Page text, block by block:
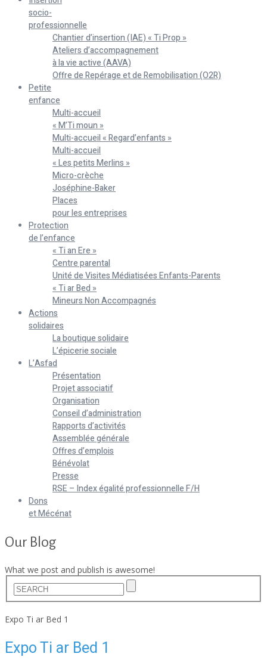
socio-
professionnelle
Chantier d’insertion (IAE) « Ti Prop »
Ateliers d’accompagnement
à la vie active (AAVA)
Offre de Repérage et de Remobilisation (O2R)
Petite
enfance
Multi-accueil
« M’Ti moun »
Multi-accueil « Regard’enfants »
Multi-accueil
« Les petits Merlins »
Micro-crèche
Joséphine-Baker
Places
pour les entreprises
Protection
de l’enfance
« Ti an Ere »
Centre parental
Unité de Visites Médiatisées Enfants-Parents
« Ti ar Bed »
Mineurs Non Accompagnés
Actions
solidaires
La boutique solidaire
L’épicerie sociale
L’Asfad
Présentation
Projet associatif
Organisation
Conseil d’administration
Rapports d’activités
Assemblée générale
Offres d’emplois
Bénévolat
Presse
RSE – Index égalité professionnelle F/H
Dons
et Mécénat
Our Blog
What we post and publish is awesome!
Expo Ti ar Bed 1
Expo Ti ar Bed 1